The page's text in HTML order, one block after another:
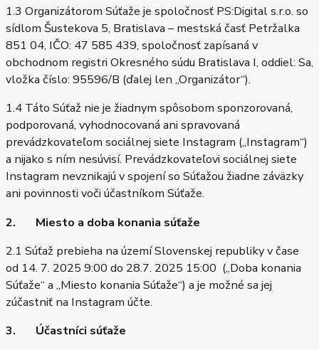
1.3 Organizátorom Súťaže je spoločnosť PS:Digital s.r.o. so
sídlom Šustekova 5, Bratislava – mestská časť Petržalka
851 04, IČO: 47 585 439, spoločnosť zapísaná v
obchodnom registri Okresného súdu Bratislava I, oddiel: Sa,
vložka číslo: 95596/B (ďalej len „Organizátor“).
1.4 Táto Súťaž nie je žiadnym spôsobom sponzorovaná,
podporovaná, vyhodnocovaná ani spravovaná
prevádzkovateľom sociálnej siete Instagram („Instagram“)
a nijako s ním nesúvisí. Prevádzkovateľovi sociálnej siete
Instagram nevznikajú v spojení so Súťažou žiadne záväzky
ani povinnosti voči účastníkom Súťaže.
2. Miesto a doba konania súťaže
2.1 Súťaž prebieha na území Slovenskej republiky v čase
od 14. 7. 2025 9:00 do 28.7. 2025 15:00 („Doba konania
Súťaže“ a „Miesto konania Súťaže“) a je možné sa jej
zúčastniť na Instagram účte.
3. Účastníci súťaže